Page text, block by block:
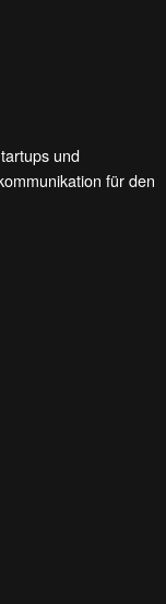
und
für den